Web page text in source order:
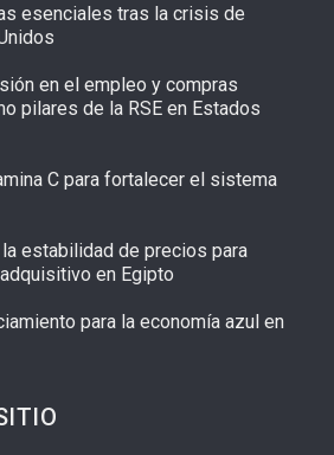
esenciales tras la crisis de
en el empleo y compras
pilares de la RSE en Estados
C para fortalecer el sistema
estabilidad de precios para
en Egipto
para la economía azul en